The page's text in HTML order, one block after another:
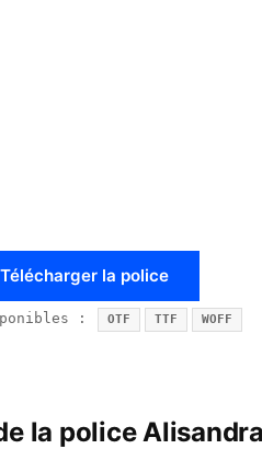
la police
: OTF TTF WOFF
la police Alisandra